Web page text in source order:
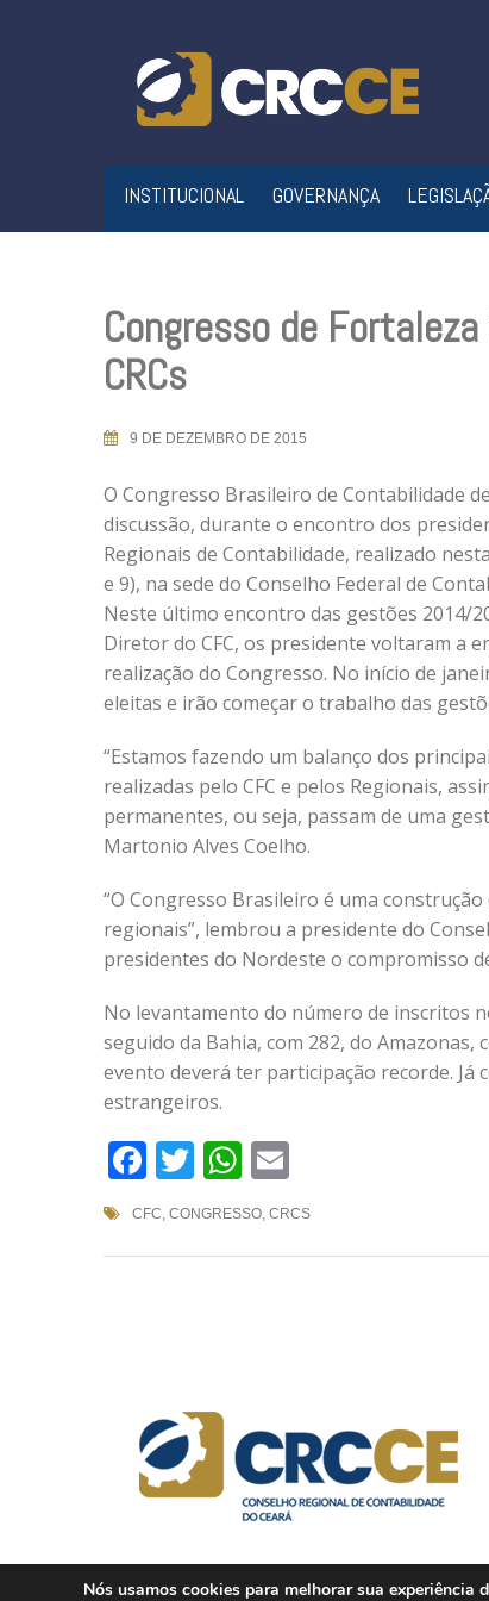
INSTITUCIONAL GOVERNANÇA
Congresso de
CRCs
9 DE DEZEMBRO DE 2015
O Congresso Brasileiro de Contabilidade
discussão, durante o encontro dos
Regionais de Contabilidade, realizado
e 9), na sede do Conselho Federal de
Neste último encontro das gestões 2014/
Diretor do CFC, os presidente voltaram a
realização do Congresso. No início de
eleitas e irão começar o trabalho das
“Estamos fazendo um balanço dos
realizadas pelo CFC e pelos Regionais,
permanentes, ou seja, passam de uma
Martonio Alves Coelho.
“O Congresso Brasileiro é uma
regionais”, lembrou a presidente do
presidentes do Nordeste o compromisso
No levantamento do número de inscritos
seguido da Bahia, com 282, do Amazonas,
evento deverá ter participação recorde. Já
estrangeiros.
Facebook
TwitterWhatsApp
CFC, CONGRESSO, CRCS
Nós usamos cookies para melhorar sua experiência